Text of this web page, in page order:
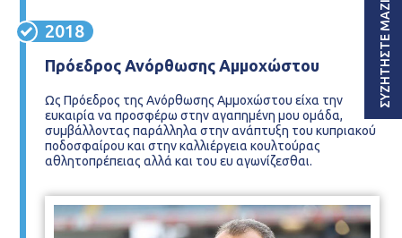
ΣΥΖΗΤΗΣΤΕ ΜΑΖΙ ΜΟΥ
2018
Πρόεδρος Ανόρθωσης Αμμοχώστου
Ως Πρόεδρος της Ανόρθωσης Αμμοχώστου είχα την
ευκαιρία να προσφέρω στην αγαπημένη μου ομάδα,
συμβάλλοντας παράλληλα στην ανάπτυξη του κυπριακού
ποδοσφαίρου και στην καλλιέργεια κουλτούρας
αθλητοπρέπειας αλλά και του ευ αγωνίζεσθαι.